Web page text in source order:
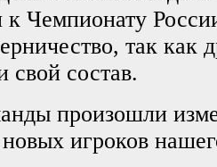
к Чемпионату
так как
свой состав.
произошли
игроков